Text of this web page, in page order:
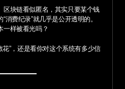
块链看似匿名，其实只要某个钱
消费纪录”就几乎是公开透明的。
一样被看光吗？
花”，还是看你对这个系统有多少信